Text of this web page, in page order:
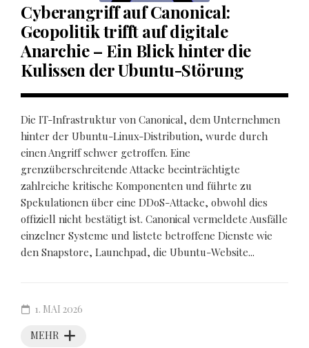
Cyberangriff auf Canonical:
Geopolitik trifft auf digitale
Anarchie – Ein Blick hinter die
Kulissen der Ubuntu-Störung
Die IT-Infrastruktur von Canonical, dem Unternehmen
hinter der Ubuntu-Linux-Distribution, wurde durch
einen Angriff schwer getroffen. Eine
grenzüberschreitende Attacke beeinträchtigte
zahlreiche kritische Komponenten und führte zu
Spekulationen über eine DDoS-Attacke, obwohl dies
offiziell nicht bestätigt ist. Canonical vermeldete Ausfälle
einzelner Systeme und listete betroffene Dienste wie
den Snapstore, Launchpad, die Ubuntu-Website...
MEHR
1. MAI 2026